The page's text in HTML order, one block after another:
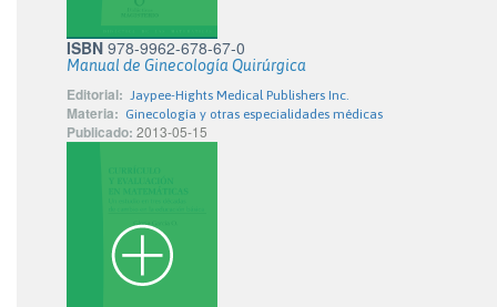
ISBN 978-9962-678-67-0
Manual de Ginecología Quirúrgica
Editorial: Jaypee-Hights Medical Publishers Inc.
Materia: Ginecología y otras especialidades médicas
Publicado: 2013-05-15